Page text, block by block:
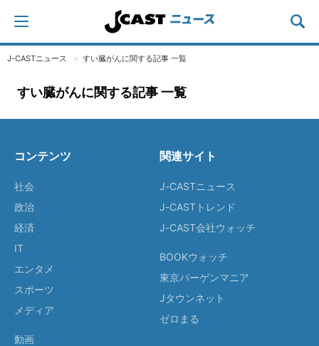
J-CASTニュース すい臓がんに関する記事 一覧
すい臓がんに関する記事 一覧
コンテンツ
社会
政治
経済
IT
エンタメ
スポーツ
メディア
動画
関連サイト
J-CASTニュース
J-CASTトレンド
J-CAST会社ウォッチ
BOOKウォッチ
東京バーゲンマニア
Jタウンネット
ゼロまる